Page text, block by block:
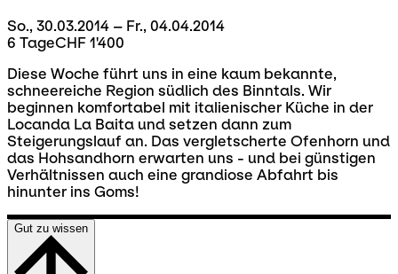
So., 30.03.2014 – Fr., 04.04.2014
6 TageCHF 1'400
Diese Woche führt uns in eine kaum bekannte,
schneereiche Region südlich des Binntals. Wir
beginnen komfortabel mit italienischer Küche in der
Locanda La Baita und setzen dann zum
Steigerungslauf an. Das vergletscherte Ofenhorn und
das Hohsandhorn erwarten uns - und bei günstigen
Verhältnissen auch eine grandiose Abfahrt bis
hinunter ins Goms!
Gut zu wissen